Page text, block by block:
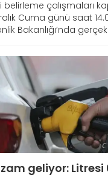
çalışmaları
Cuma günü saat
Bakanlığı’nda
geliyor: Litresi